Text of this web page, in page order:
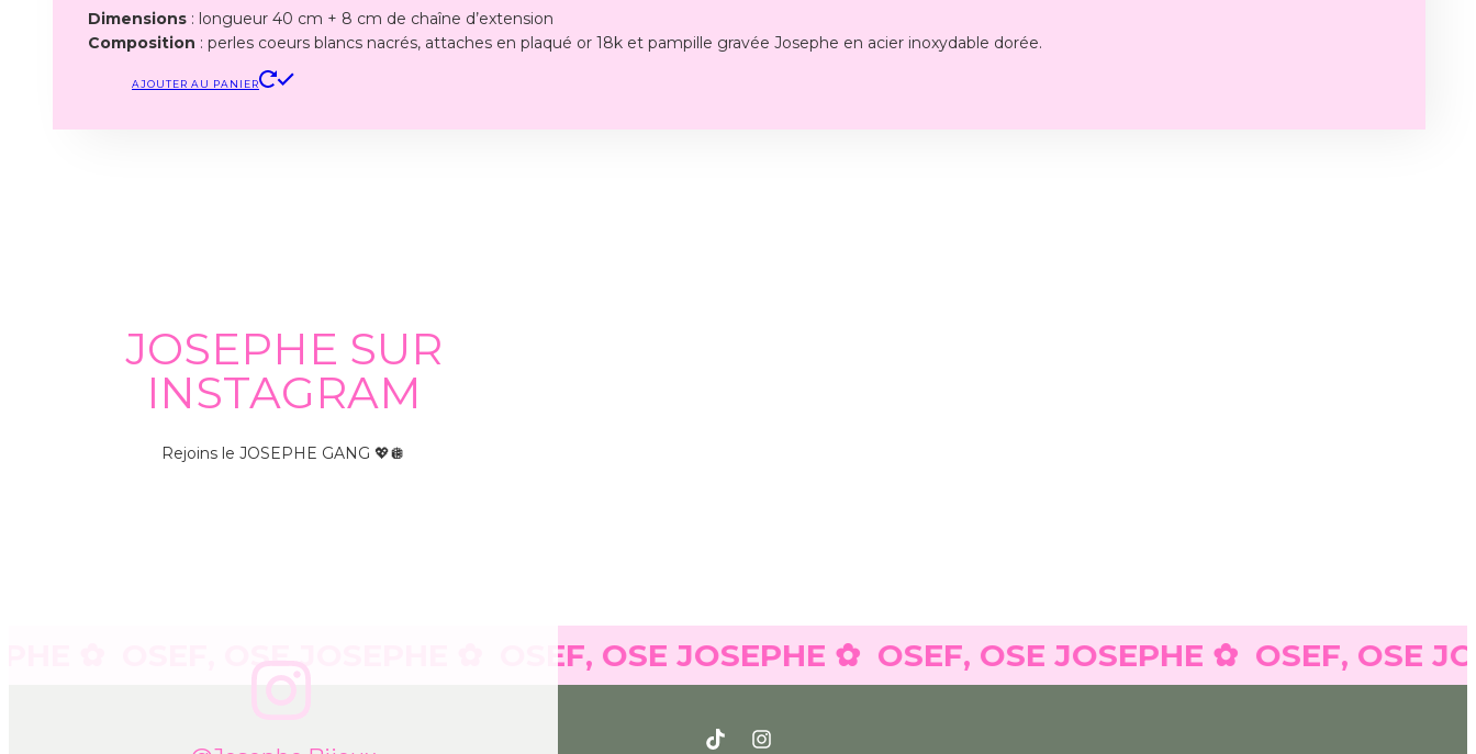
Dimensions : longueur 40 cm + 8 cm de chaîne d’extension
Composition : perles coeurs blancs nacrés, attaches en plaqué or 18k et pampille gravée Josephe en acier inoxydable dorée.
AJOUTER AU PANIER
JOSEPHE SUR
INSTAGRAM
Rejoins le JOSEPHE GANG 💖🪩
OSEF, OSE JOSEPHE ✿ OSEF, OSE JOSEPHE ✿ OSEF, OSE JOSEPHE ✿ OSEF, OSE